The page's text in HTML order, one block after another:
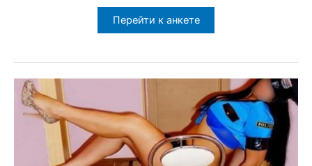
Перейти к анкете